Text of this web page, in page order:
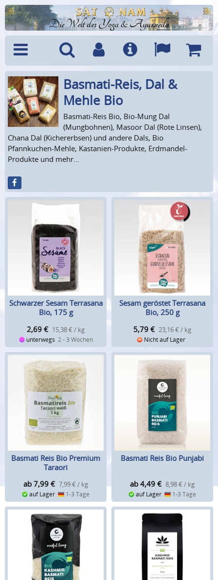
Die Welt des Yoga & Ayurveda
Menü SucheBenutzerkonto
Info Sprachen
Basmati-Reis, Dal &
Mehle Bio
Basmati-Reis Bio, Bio-Mung Dal
(Mungbohnen), Masoor Dal (Rote Linsen),
Chana Dal (Kichererbsen) und andere Dals, Bio
Pfannkuchen-Mehle, Kastanien-Produkte, Erdmandel-
Produkte und mehr...
Schwarzer Sesam Terrasana
Bio, 175 g
2,69 € 15,38 € / kg
unterwegs 2 - 3 Wochen
Sesam geröstet Terrasana
Bio, 250 g
5,79 € 23,16 € / kg
Nicht auf Lager
Basmati Reis Bio Premium
Taraori
ab 7,99 € 7,99 € / kg
auf Lager 1-3 Tage
Basmati Reis Bio Punjabi
ab 4,49 € 8,98 € / kg
auf Lager 1-3 Tage